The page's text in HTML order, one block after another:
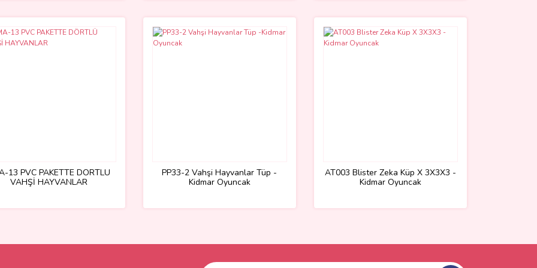
13 PVC PAKETTE DÖRTLÜ
VAHŞİ HAYVANLAR
PP33-2 Vahşi Hayvanlar Tüp -
Kidmar Oyuncak
AT003 Blister Zeka Küp X 3X3X3 -
Kidmar Oyuncak